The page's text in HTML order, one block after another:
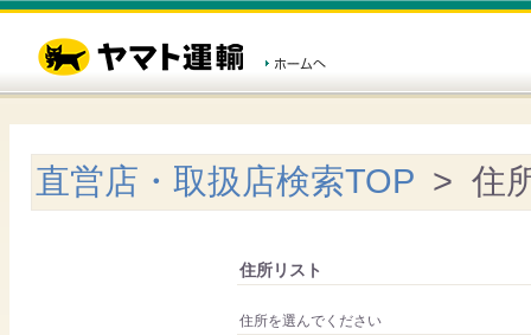
直営店・取扱店検索TOP > 住
住所リスト
住所を選んでください